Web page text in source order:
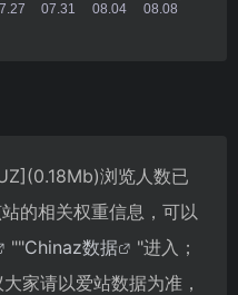
浏览人数已
的相关权重信息，可以
""Chinaz数据
"进入；
家请以爱站数据为准，